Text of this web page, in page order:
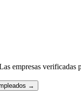
empresas
→